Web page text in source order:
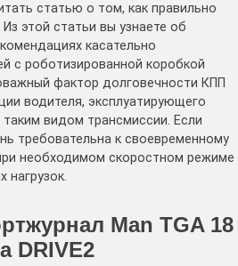
статью о том, как правильно
этой статьи вы узнаете об
касательно
с роботизированной коробкой
фактор долговечности КПП
водителя, эксплуатирующего
видом трансмиссии. Если
требовательна к своевременному
необходимом скоростном режиме
нагрузок.
Man TGA 18
DRIVE2